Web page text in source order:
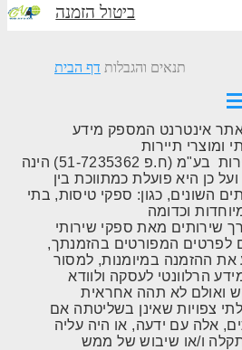
ביטול הזמנה
דף הבית תנאים והגבלות
אינטרנט המספק מידע
חברת טל-גל שירותי תיירות בע"מ (ח.פ 51-7235362) הינה
כן היא פועלת כמתווכת בין
השונים, כגון: ספקי טיסות, בתי
שירותים מאת ספקי שירותי
לפרטים המפורטים בהזמנתך,
ההזמנה במיומנות, למסור
הרלוונטי לעסקה ולוודא
ואולם לא תהה אחראית
צפויות שאינן בשליטתה אם
אלה עם ידעה, או היה עליה